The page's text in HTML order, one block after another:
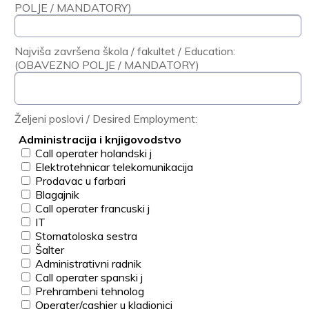
POLJE / MANDATORY)
Najviša završena škola / fakultet / Education:
(OBAVEZNO POLJE / MANDATORY)
Željeni poslovi / Desired Employment:
Administracija i knjigovodstvo
Call operater holandski j
Elektrotehnicar telekomunikacija
Prodavac u farbari
Blagajnik
Call operater francuski j
IT
Stomatoloska sestra
Šalter
Administrativni radnik
Call operater spanski j
Prehrambeni tehnolog
Operater/cashier u kladionici